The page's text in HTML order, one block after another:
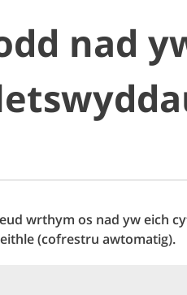
nad
wrthym os nad yw eich
(cofrestru awtomatig).